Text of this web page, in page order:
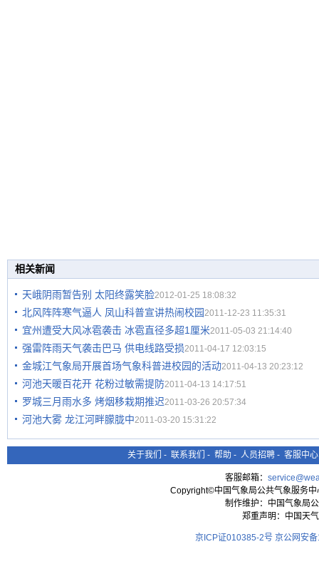
相关新闻
天峨阴雨暂告别 太阳终露笑脸2012-01-25 18:08:32
北风阵阵寒气逼人 凤山科普宣讲热闹校园2011-12-23 11:35:31
宜州遭受大风冰雹袭击 冰雹直径多超1厘米2011-05-03 21:14:40
强雷阵雨天气袭击巴马 供电线路受损2011-04-17 12:03:15
金城江气象局开展首场气象科普进校园的活动2011-04-13 20:23:12
河池天暖百花开 花粉过敏需提防2011-04-13 14:17:51
罗城三月雨水多 烤烟移栽期推迟2011-03-26 20:57:34
河池大雾 龙江河畔朦胧中2011-03-20 15:31:22
关于我们 - 联系我们 - 帮助 - 人员招聘 - 客服中心
客服邮箱：
Copyright©中国气象局公共气象服务
制作维护：中国气象局
郑重声明：中国天
京ICP证010385-2号 京公网安